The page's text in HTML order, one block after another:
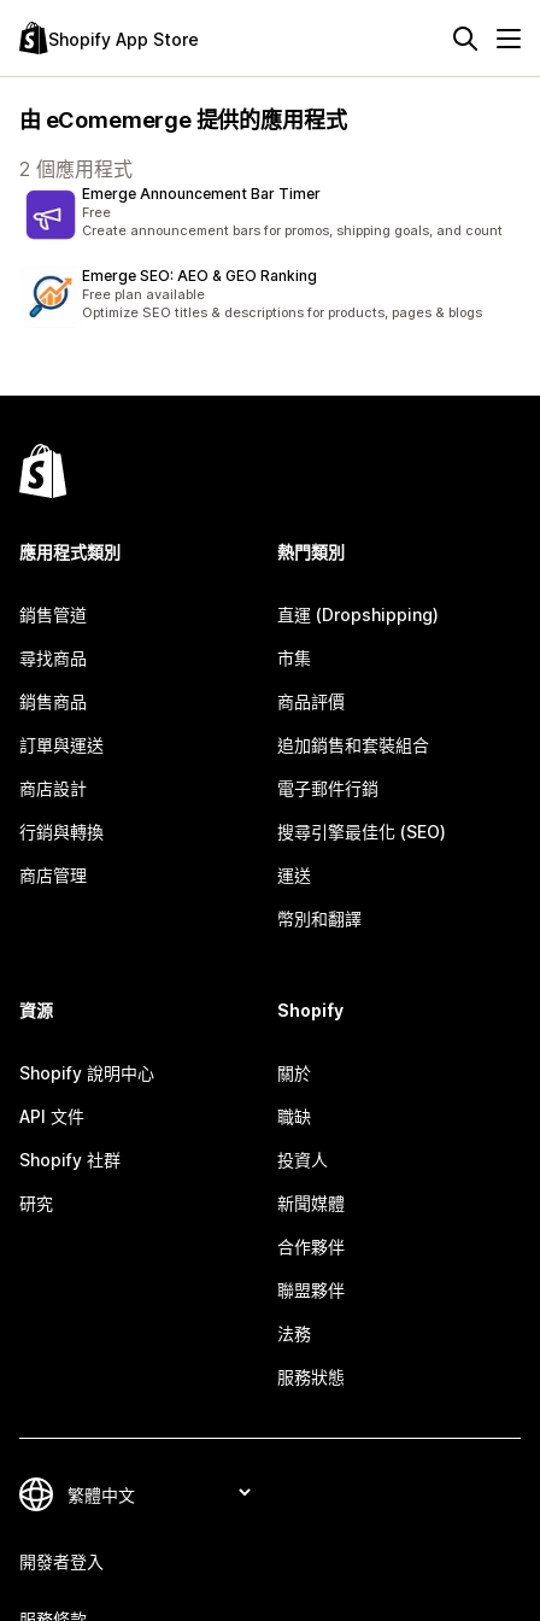
Shopify App Store
由 eComemerge 提供的應用程式
2 個應用程式
Emerge Announcement Bar Timer
Free
Create announcement bars for promos, shipping goals, and count
Emerge SEO: AEO & GEO Ranking
Free plan available
Optimize SEO titles & descriptions for products, pages & blogs
應用程式類別
銷售管道
尋找商品
銷售商品
訂單與運送
商店設計
行銷與轉換
商店管理
熱門類別
直運 (Dropshipping)
市集
商品評價
追加銷售和套裝組合
電子郵件行銷
搜尋引擎最佳化 (SEO)
運送
幣別和翻譯
資源
Shopify 說明中心
API 文件
Shopify 社群
研究
Shopify
關於
職缺
投資人
新聞媒體
合作夥伴
聯盟夥伴
法務
服務狀態
開發者登入